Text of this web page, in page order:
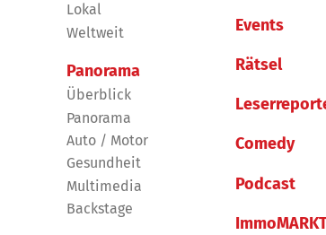
Lokal
Weltweit
Panorama
Überblick
Panorama
Auto / Motor
Gesundheit
Multimedia
Backstage
Events
Rätsel
Comedy
Podcast